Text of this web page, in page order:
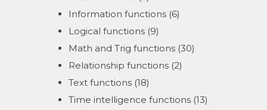
Information functions (6)
Logical functions (9)
Math and Trig functions (30)
Relationship functions (2)
Text functions (18)
Time intelligence functions (13)